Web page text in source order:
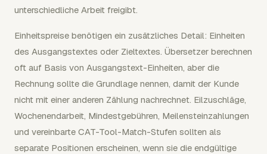
unterschiedliche Arbeit freigibt.
Einheitspreise benötigen ein zusätzliches Detail: Einheiten
des Ausgangstextes oder Zieltextes. Übersetzer berechnen
oft auf Basis von Ausgangstext-Einheiten, aber die
Rechnung sollte die Grundlage nennen, damit der Kunde
nicht mit einer anderen Zählung nachrechnet. Eilzuschläge,
Wochenendarbeit, Mindestgebühren, Meilensteinzahlungen
und vereinbarte CAT-Tool-Match-Stufen sollten als
separate Positionen erscheinen, wenn sie die endgültige